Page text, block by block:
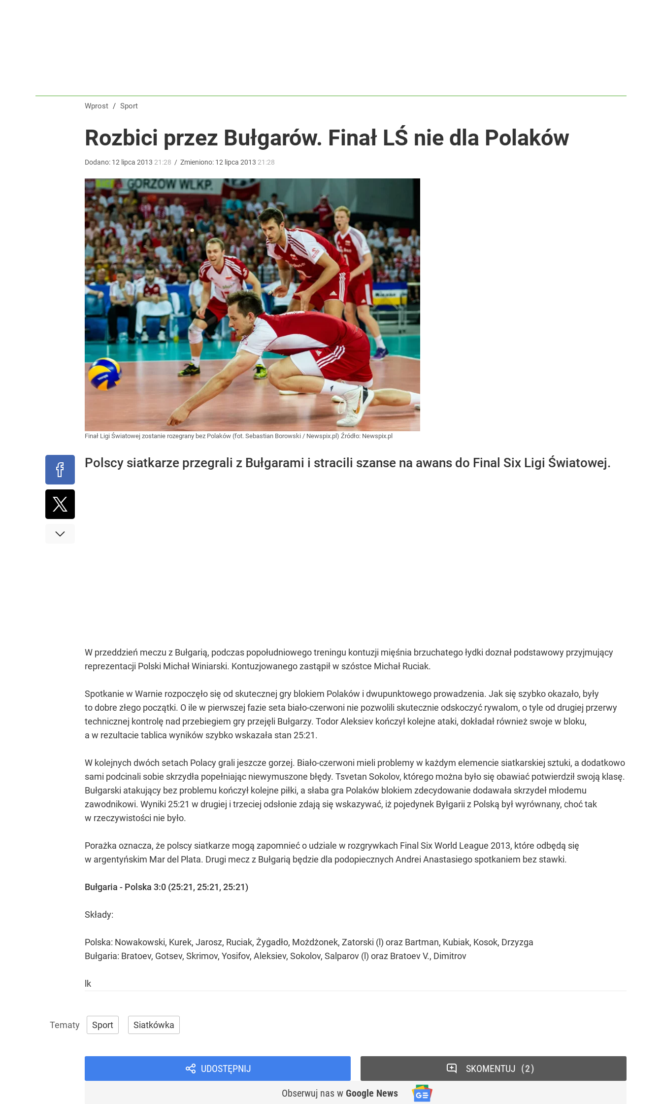
8
Wprost / Sport
Rozbici przez Bułgarów. Finał LŚ nie dla Polaków
Dodano: 12 lipca 2013 21:28 / Zmieniono: 12 lipca 2013 21:28
Finał Ligi Światowej zostanie rozegrany bez Polaków (fot. Sebastian Borowski / Newspix.pl) Źródło: Newspix.pl
Polscy siatkarze przegrali z Bułgarami i stracili szanse na awans do Final Six Ligi Światowej.
W przeddzień meczu z Bułgarią, podczas popołudniowego treningu kontuzji mięśnia brzuchatego łydki doznał podstawowy przyjmujący
reprezentacji Polski Michał Winiarski. Kontuzjowanego zastąpił w szóstce Michał Ruciak.
Spotkanie w Warnie rozpoczęło się od skutecznej gry blokiem Polaków i dwupunktowego prowadzenia. Jak się szybko okazało, były
to dobre złego początki. O ile w pierwszej fazie seta biało-czerwoni nie pozwolili skutecznie odskoczyć rywalom, o tyle od drugiej przerwy
technicznej kontrolę nad przebiegiem gry przejęli Bułgarzy. Todor Aleksiev kończył kolejne ataki, dokładał również swoje w bloku,
a w rezultacie tablica wyników szybko wskazała stan 25:21.
W kolejnych dwóch setach Polacy grali jeszcze gorzej. Biało-czerwoni mieli problemy w każdym elemencie siatkarskiej sztuki, a dodatkowo
sami podcinali sobie skrzydła popełniając niewymuszone błędy. Tsvetan Sokolov, którego można było się obawiać potwierdził swoją klasę.
Bułgarski atakujący bez problemu kończył kolejne piłki, a słaba gra Polaków blokiem zdecydowanie dodawała skrzydeł młodemu
zawodnikowi. Wyniki 25:21 w drugiej i trzeciej odsłonie zdają się wskazywać, iż pojedynek Byłgarii z Polską był wyrównany, choć tak
w rzeczywistości nie było.
Porażka oznacza, że polscy siatkarze mogą zapomnieć o udziale w rozgrywkach Final Six World League 2013, które odbędą się
w argentyńskim Mar del Plata. Drugi mecz z Bułgarią będzie dla podopiecznych Andrei Anastasiego spotkaniem bez stawki.
Bułgaria - Polska 3:0 (25:21, 25:21, 25:21)
Składy:
Polska: Nowakowski, Kurek, Jarosz, Ruciak, Żygadło, Możdżonek, Zatorski (l) oraz Bartman, Kubiak, Kosok, Drzyzga
Bułgaria: Bratoev, Gotsev, Skrimov, Yosifov, Aleksiev, Sokolov, Salparov (l) oraz Bratoev V., Dimitrov
lk
Sport Siatkówka
UDOSTĘPNIJ
Obserwuj nas w Google News
SKOMENTUJ 2